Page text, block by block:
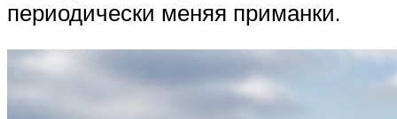
периодически меняя приманки.